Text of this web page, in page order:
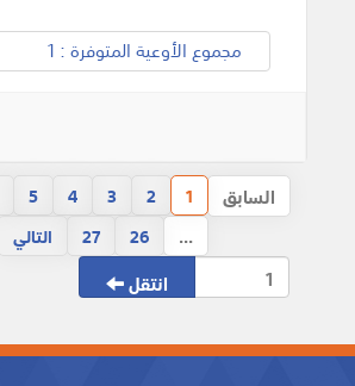
مجموع الأوعية المتوفرة : 1
السابق 1
2
3
4
5
...
26
27 التالي
انتقل